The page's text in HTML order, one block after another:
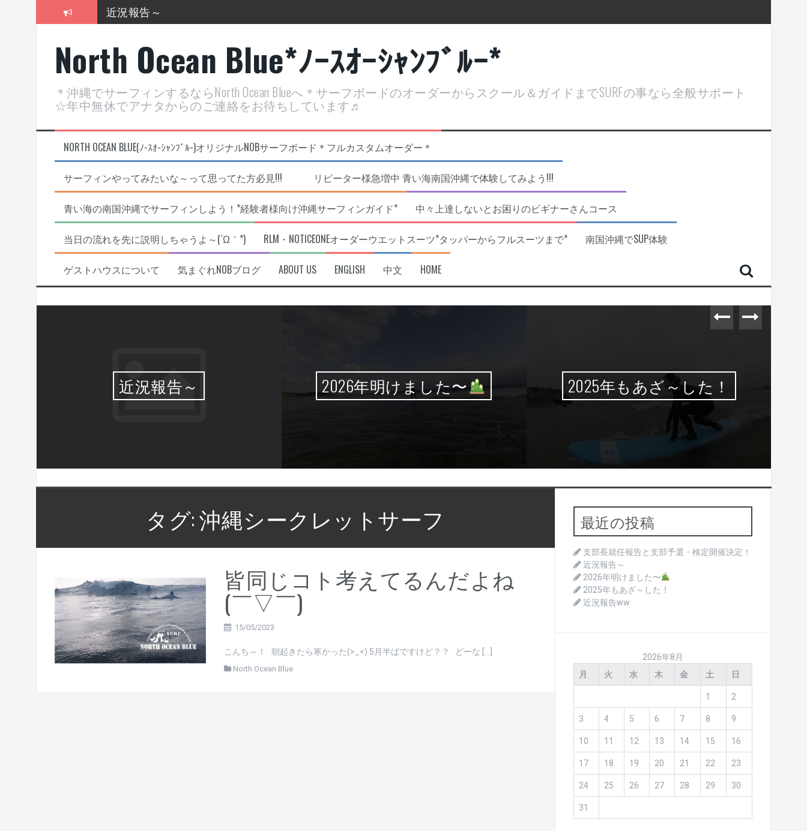
近況報告～
2025年もあざ～した！
近況報告ww
ヤッチマッターーーー！！！
North Ocean Blue*ﾉｰｽｵｰｼｬﾝﾌﾞﾙｰ*
＊沖縄でサーフィンするならNorth Ocean Blueへ＊サーフボードのオーダーからスクール＆ガイドまでSURFの事なら全般サポート
☆年中無休でアナタからのご連絡をお待ちしています♬
NORTH OCEAN BLUE(ﾉ-ｽｵ-ｼｬﾝﾌﾞﾙ-)オリジナルNOBサーフボード＊フルカスタムオーダー＊
サーフィンやってみたいな～って思ってた方必見!!! リピーター様急増中 青い海南国沖縄で体験してみよう!!!
青い海の南国沖縄でサーフィンしよう！*経験者様向け沖縄サーフィンガイド* 中々上達しないとお困りのビギナーさんコース
当日の流れを先に説明しちゃうよ～(´Ω｀*) RLM・NOTICEONEオーダーウエットスーツ*タッパーからフルスーツまで* 南国沖縄でSUP体験
ゲストハウスについて 気まぐれNOBブログ ABOUT US ENGLISH 中文 HOME
近況報告～ 2026年明けました〜 2025年もあざ～した！
タグ:沖縄シークレットサーフ
皆同じコト考えてるんだよね
(￣▽￣)
15/05/2023
こんち～！ 朝起きたら寒かった(>_<) 5月半ばですけど？？ どーな […]
North Ocean Blue
最近の投稿
支部長就任報告と支部予選・検定開催決定！
近況報告～
2026年明けました〜
2025年もあざ～した！
近況報告ww
2026年8月
月
火 水 木 金 土 日
1 2
3 4 5 6 7 8 9
10 11 12 13 14 15 16
17 18 19 20 21 22 23
24 25 26 27 28 29 30
31